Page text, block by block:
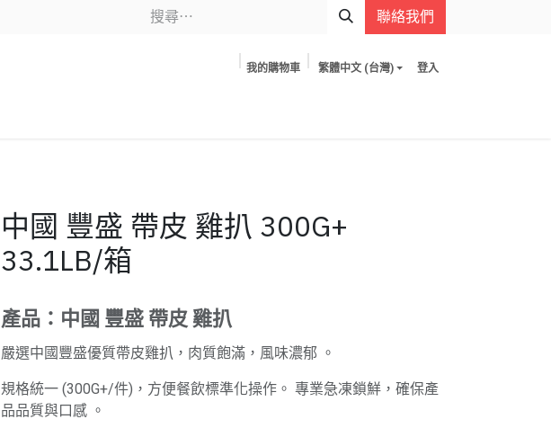
聯絡我們
我的購物車 繁體中文 (台灣) 登入
中國 豐盛 帶皮 雞扒 300G+
33.1LB/箱
產品：中國 豐盛 帶皮 雞扒
嚴選中國豐盛優質帶皮雞扒，肉質飽滿，風味濃郁 。
規格統一 (300G+/件)，方便餐飲標準化操作。 專業急凍鎖鮮，確保產
品品質與口感 。